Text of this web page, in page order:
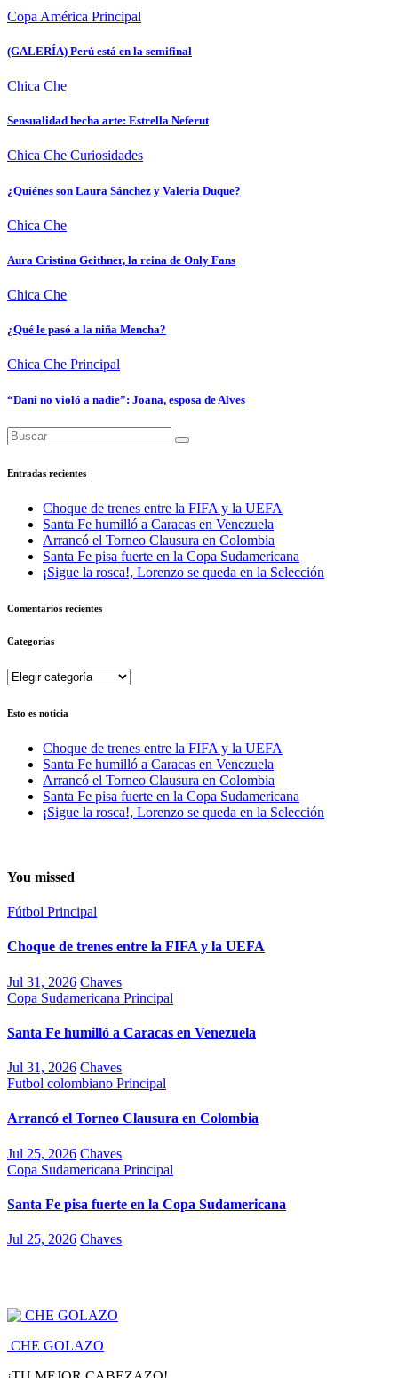
Copa América Principal
(GALERÍA) Perú está en la semifinal
Chica Che
Sensualidad hecha arte: Estrella Neferut
Chica Che Curiosidades
¿Quiénes son Laura Sánchez y Valeria Duque?
Chica Che
Aura Cristina Geithner, la reina de Only Fans
Chica Che
¿Qué le pasó a la niña Mencha?
Chica Che Principal
“Dani no violó a nadie”: Joana, esposa de Alves
Entradas recientes
Choque de trenes entre la FIFA y la UEFA
Santa Fe humilló a Caracas en Venezuela
Arrancó el Torneo Clausura en Colombia
Santa Fe pisa fuerte en la Copa Sudamericana
¡Sigue la rosca!, Lorenzo se queda en la Selección
Comentarios recientes
Categorías
Categorías
Esto es noticia
Choque de trenes entre la FIFA y la UEFA
Santa Fe humilló a Caracas en Venezuela
Arrancó el Torneo Clausura en Colombia
Santa Fe pisa fuerte en la Copa Sudamericana
¡Sigue la rosca!, Lorenzo se queda en la Selección
You missed
Fútbol Principal
Choque de trenes entre la FIFA y la UEFA
Jul 31, 2026 Chaves
Copa Sudamericana Principal
Santa Fe humilló a Caracas en Venezuela
Jul 31, 2026 Chaves
Futbol colombiano Principal
Arrancó el Torneo Clausura en Colombia
Jul 25, 2026 Chaves
Copa Sudamericana Principal
Santa Fe pisa fuerte en la Copa Sudamericana
Jul 25, 2026 Chaves
CHE GOLAZO